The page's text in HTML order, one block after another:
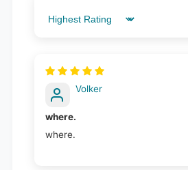
Sort by
Volker
where.
where.